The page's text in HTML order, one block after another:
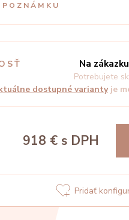
Na
Potrebujete
dostupné varianty je
918 € s DPH
Pridať